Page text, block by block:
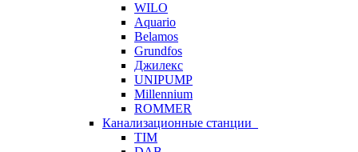
WILO
Aquario
Belamos
Grundfos
Джилекс
UNIPUMP
Millennium
ROMMER
Канализационные станции
TIM